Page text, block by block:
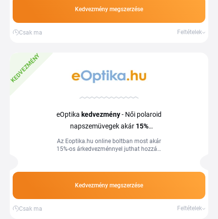
történő szállítással. Használja ki a
Kedvezmény megszerzése
Csak ma Feltételek
KEDVEZMÉNY
eOptika kedvezmény- Női polaroid
napszemüvegek akár 15%
kedvezménnyel
Az Eoptika.hu online boltban most akár
15%-os árkedvezménnyel juthat hozzá a
kedvező árakat és spóroljon még ma a
Kedvezmény megszerzése
Csak ma Feltételek